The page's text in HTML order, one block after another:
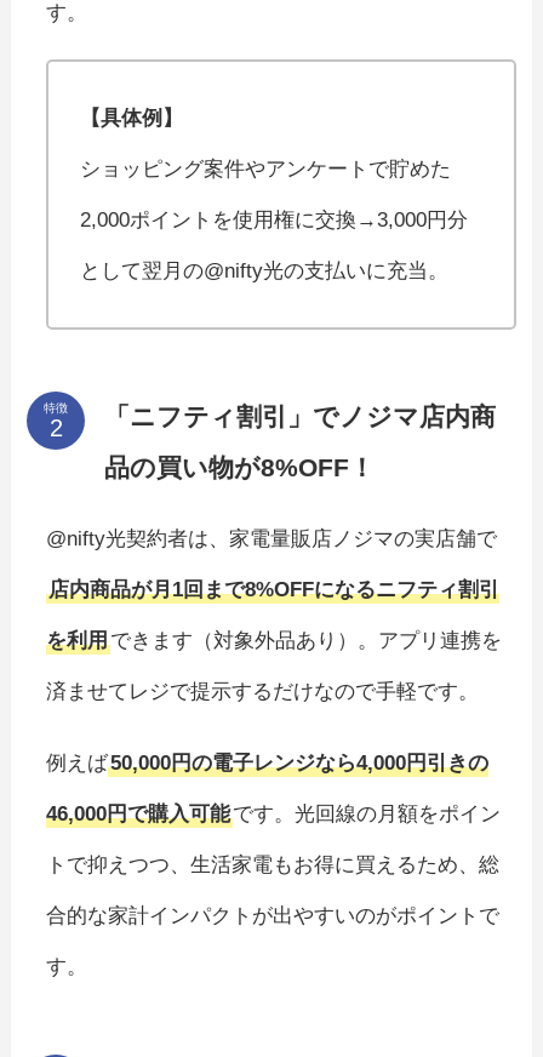
す。
【具体例】
ショッピング案件やアンケートで貯めた
2,000ポイントを使用権に交換→3,000円分
として翌月の@nifty光の支払いに充当。
特徴
「ニフティ割引」でノジマ店内商
品の買い物が8%OFF！
@nifty光契約者は、家電量販店ノジマの実店舗で
店内商品が月1回まで8%OFFになるニフティ割引
を利用できます（対象外品あり）。アプリ連携を
済ませてレジで提示するだけなので手軽です。
例えば50,000円の電子レンジなら4,000円引きの
46,000円で購入可能です。光回線の月額をポイン
トで抑えつつ、生活家電もお得に買えるため、総
合的な家計インパクトが出やすいのがポイントで
す。